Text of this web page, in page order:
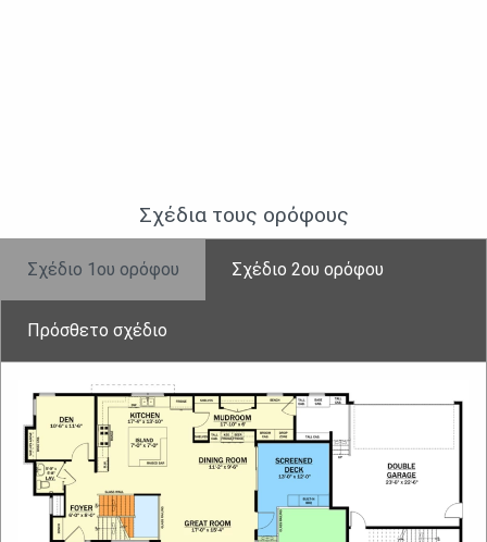
Σχέδια τους ορὀφους
Σχέδιο 1ου ορόφου Σχἐδιο 2ου ορόφου
Πρόσθετο σχέδιο